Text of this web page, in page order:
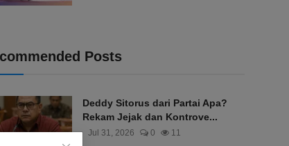
Posts
Deddy Sitorus dari Partai Apa?
Rekam Jejak dan Kontrove...
Jul 31, 2026 0 11